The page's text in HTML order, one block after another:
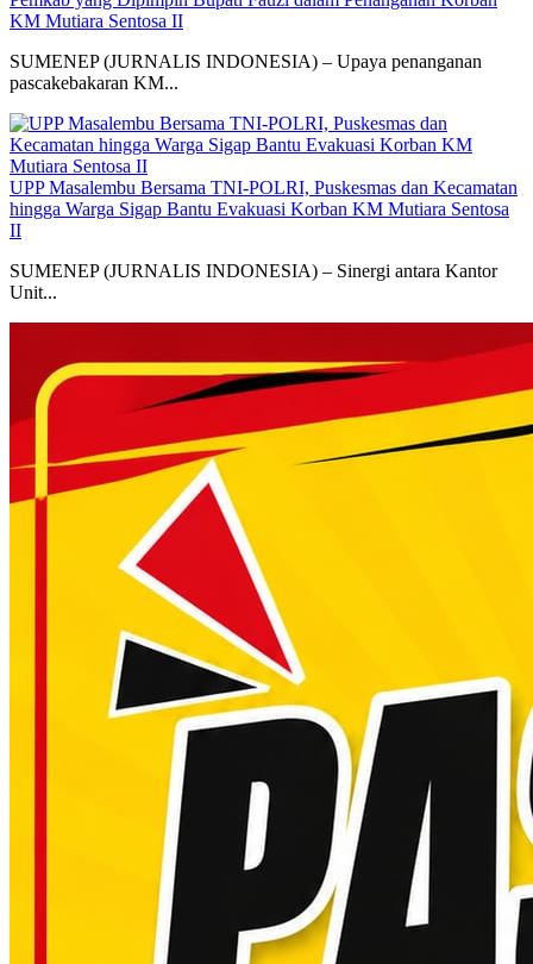
KM Mutiara Sentosa II
SUMENEP (JURNALIS INDONESIA) – Upaya penanganan
pascakebakaran KM...
UPP Masalembu Bersama TNI-POLRI, Puskesmas dan Kecamatan
hingga Warga Sigap Bantu Evakuasi Korban KM Mutiara Sentosa
II
SUMENEP (JURNALIS INDONESIA) – Sinergi antara Kantor
Unit...